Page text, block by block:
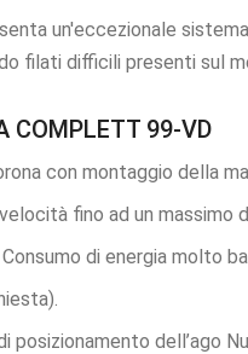
un'eccezionale
filati difficili presenti sul
COMPLETT 99-VD
con montaggio della
fino ad un massimo
di energia molto
dell’ago